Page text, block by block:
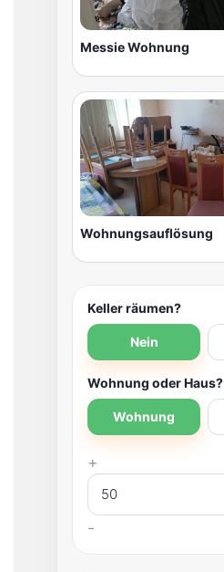
Messie Wohnung
Wohnungsauflösung
Keller räumen?
Nein
Wohnung oder Haus?
Wohnung